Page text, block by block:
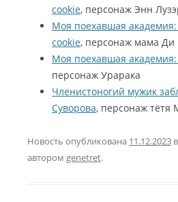
cookie, персонаж Энн
Моя поехавшая
cookie, персонаж мама Ди
Моя поехавшая
персонаж Урарака
Членистоногий мужик
Суворова, персонаж тётя
Новость опубликована 11.12.2023
автором genetret.